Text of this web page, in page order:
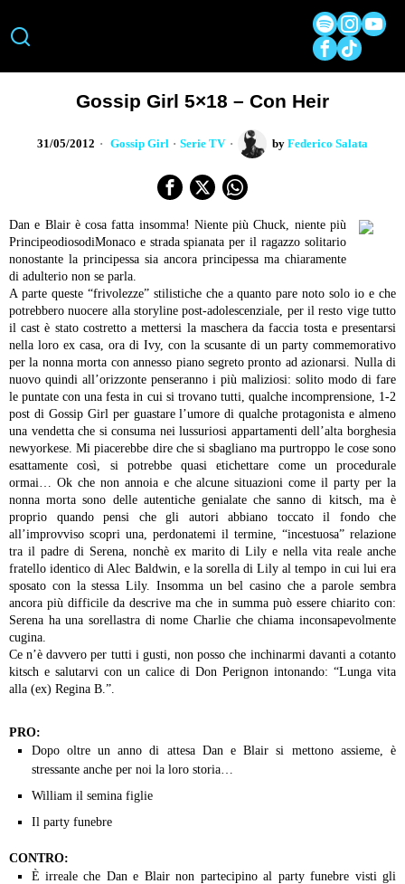
Gossip Girl 5×18 – Con Heir
31/05/2012 Gossip Girl · Serie TV by Federico Salata
Dan e Blair è cosa fatta insomma! Niente più Chuck, niente più
PrincipeodiosodiMonaco e strada spianata per il ragazzo solitario
nonostante la principessa sia ancora principessa ma chiaramente
di adulterio non se parla.
A parte queste “frivolezze” stilistiche che a quanto pare noto solo io e che
potrebbero nuocere alla storyline post-adolescenziale, per il resto vige tutto
il cast è stato costretto a mettersi la maschera da faccia tosta e presentarsi
nella loro ex casa, ora di Ivy, con la scusante di un party commemorativo
per la nonna morta con annesso piano segreto pronto ad azionarsi. Nulla di
nuovo quindi all’orizzonte penseranno i più maliziosi: solito modo di fare
le puntate con una festa in cui si trovano tutti, qualche incomprensione, 1-2
post di Gossip Girl per guastare l’umore di qualche protagonista e almeno
una vendetta che si consuma nei lussuriosi appartamenti dell’alta borghesia
newyorkese. Mi piacerebbe dire che si sbagliano ma purtroppo le cose sono
esattamente così, si potrebbe quasi etichettare come un procedurale
ormai… Ok che non annoia e che alcune situazioni come il party per la
nonna morta sono delle autentiche genialate che sanno di kitsch, ma è
proprio quando pensi che gli autori abbiano toccato il fondo che
all’improvviso scopri una, perdonatemi il termine, “incestuosa” relazione
tra il padre di Serena, nonchè ex marito di Lily e nella vita reale anche
fratello identico di Alec Baldwin, e la sorella di Lily al tempo in cui lui era
sposato con la stessa Lily. Insomma un bel casino che a parole sembra
ancora più difficile da descrive ma che in summa può essere chiarito con:
Serena ha una sorellastra di nome Charlie che chiama inconsapevolmente
cugina.
Ce n’è davvero per tutti i gusti, non posso che inchinarmi davanti a cotanto
kitsch e salutarvi con un calice di Don Perignon intonando: “Lunga vita
alla (ex) Regina B.”.
PRO:
Dopo oltre un anno di attesa Dan e Blair si mettono assieme, è
stressante anche per noi la loro storia…
William il semina figlie
Il party funebre
CONTRO:
È irreale che Dan e Blair non partecipino al party funebre visti gli